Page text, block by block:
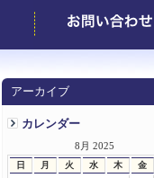
アーカイブ
カレンダー
8月 2025
日 月 火 水 木 金